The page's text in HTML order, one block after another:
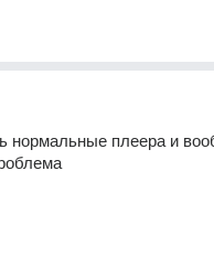
нормальные плеера и